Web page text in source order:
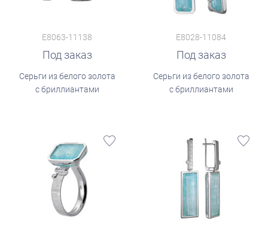
E8063-11138
Под заказ
Серьги из белого золота
с бриллиантами
E8028-11084
Под заказ
Серьги из белого золота
с бриллиантами